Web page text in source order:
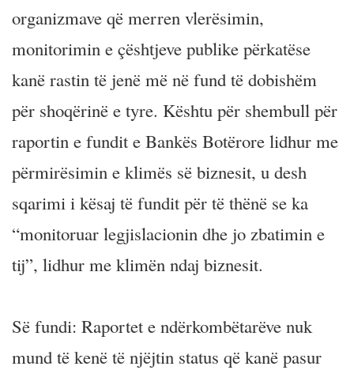
organizmave që merren vlerësimin,
monitorimin e çështjeve publike përkatëse
kanë rastin të jenë më në fund të dobishëm
për shoqërinë e tyre. Kështu për shembull për
raportin e fundit e Bankës Botërore lidhur me
përmirësimin e klimës së biznesit, u desh
sqarimi i kësaj të fundit për të thënë se ka
“monitoruar legjislacionin dhe jo zbatimin e
tij”, lidhur me klimën ndaj biznesit.
Së fundi: Raportet e ndërkombëtarëve nuk
mund të kenë të njëjtin status që kanë pasur